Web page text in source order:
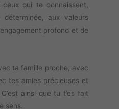
qui te connaissent,
aux valeurs
profond et de
ta famille proche, avec
tes amies précieuses et
ainsi que tu t’es fait
sens.